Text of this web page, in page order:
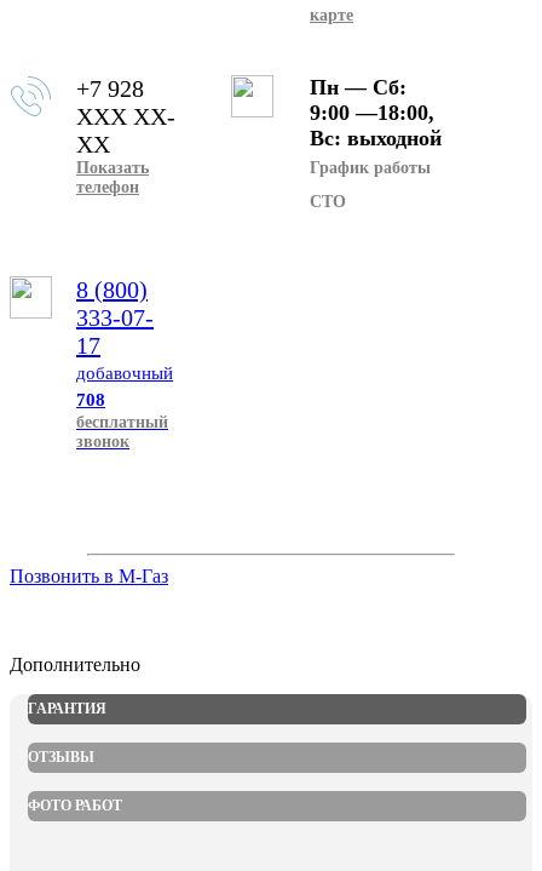
карте
+7 928
XXX XX-
XX
Показать
телефон
Пн — Сб:
9:00 —18:00,
Вс: выходной
График работы
СТО
8 (800)
333-07-
17
добавочный
708
бесплатный
звонок
Позвонить в М-Газ
Дополнительно
ГАРАНТИЯ
ОТЗЫВЫ
ФОТО РАБОТ